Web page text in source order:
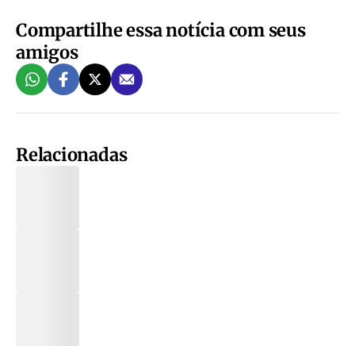
Compartilhe essa notícia com seus
amigos
Relacionadas